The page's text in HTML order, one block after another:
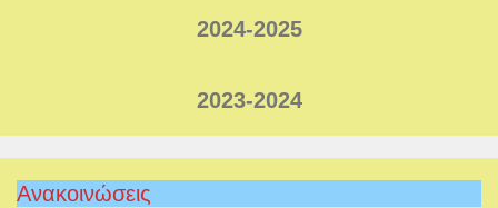
2024-2025
2023-2024
Ανακοινώσεις